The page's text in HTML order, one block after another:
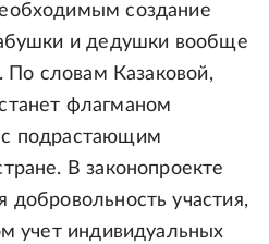
создание
и дедушки вообще
По словам Казаковой,
флагманом
подрастающим
В законопроекте
добровольность участия,
учет индивидуальных